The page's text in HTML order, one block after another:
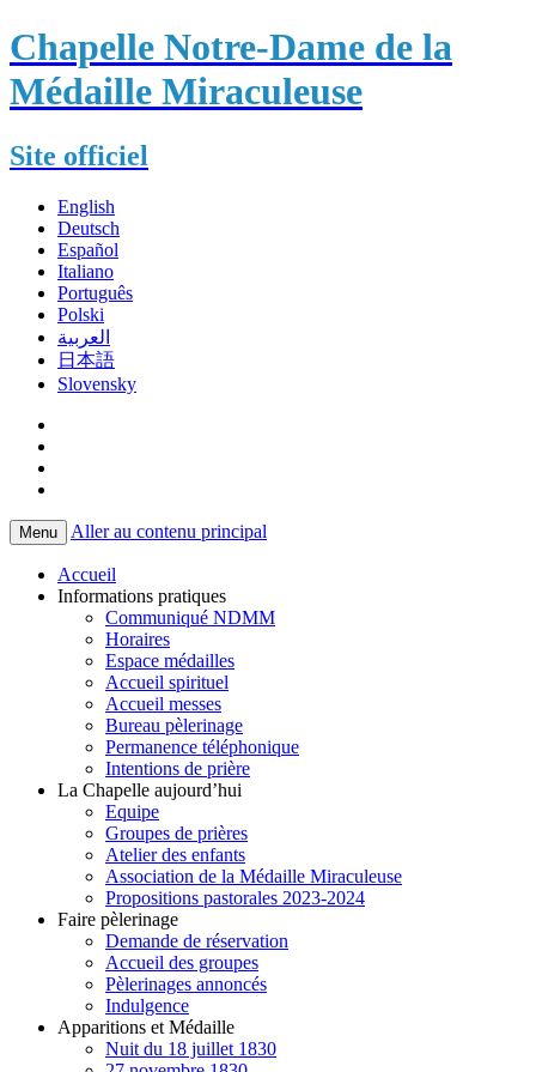
Chapelle Notre-Dame de la
Médaille Miraculeuse
Site officiel
English
Deutsch
Español
Italiano
Português
Polski
العربية
日本語
Slovensky
Menu Aller au contenu principal
Accueil
Informations pratiques
Communiqué NDMM
Horaires
Espace médailles
Accueil spirituel
Accueil messes
Bureau pèlerinage
Permanence téléphonique
Intentions de prière
La Chapelle aujourd’hui
Equipe
Groupes de prières
Atelier des enfants
Association de la Médaille Miraculeuse
Propositions pastorales 2023-2024
Faire pèlerinage
Demande de réservation
Accueil des groupes
Pèlerinages annoncés
Indulgence
Apparitions et Médaille
Nuit du 18 juillet 1830